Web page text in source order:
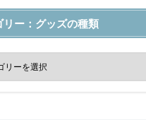
リー：グッズの種類